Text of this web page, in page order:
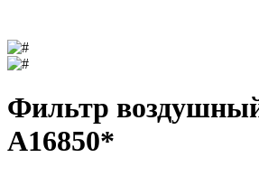
Фильтр
A16850*